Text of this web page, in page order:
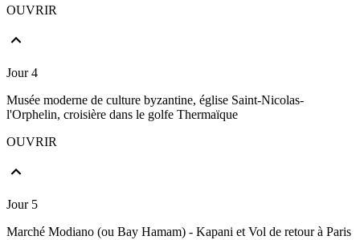
OUVRIR
Jour 4
Musée moderne de culture byzantine, église Saint-Nicolas-
l'Orphelin, croisière dans le golfe Thermaïque
OUVRIR
Jour 5
Marché Modiano (ou Bay Hamam) - Kapani et Vol de retour à Paris